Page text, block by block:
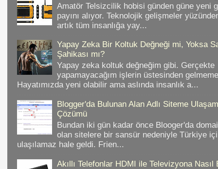
Amatör Telsizcilik hobisi günden güne yeni
payını alıyor. Teknolojik gelişmeler
artık tüm insanlığa yay...
Yapay Zeka Bir Koltuk Değneği mi, Yoksa
Şahikası mı?
Yapay zeka koltuk değneğim gibi. Gerçekte
yapamayacağım işlerin üstesinden
Hayatımızda yeni olabilir ama aslında insanlık a...
Blogger'da Bulunan Alan Adlı Siteme
Çözümü
Bundan iki gün kadar önce Blooger'da
olan sitelere bir sansür nedeniyle Türkiye
ulaşılamaz hale geldi. Frien...
Akıllı Telefonlar HDMI ile Televizyona Nasıl